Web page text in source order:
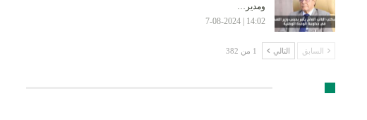
ومدير…
14:02 | 7-08-2024
السابق التالي 1 من 382